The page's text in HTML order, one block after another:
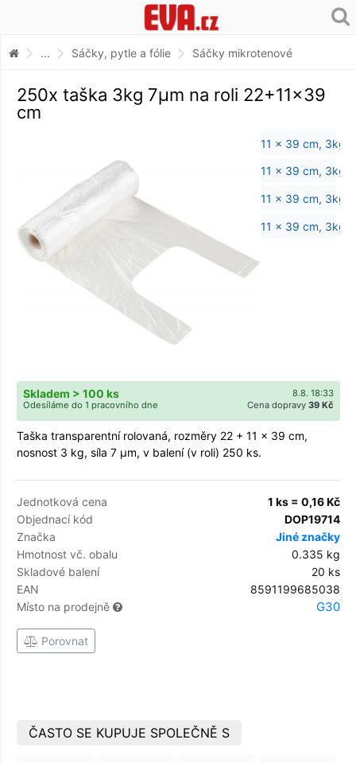
... Sáčky, pytle a fólie Sáčky mikrotenové
250x taška 3kg 7µm na roli 22+11x39
cm
8.8. 18:33
Skladem > 100 ks
Cena dopravy 39 Kč
Odesíláme do 1 pracovního dne
Taška transparentní rolovaná, rozměry 22 + 11 x 39 cm,
nosnost 3 kg, síla 7 µm, v balení (v roli) 250 ks.
Jednotková cena
1 ks = 0,16 Kč
Objednací kód
DOP19714
Značka
Jiné značky
Hmotnost vč. obalu
0.335 kg
Skladové balení
20 ks
EAN
8591199685038
Místo na prodejně
G30
Porovnat
ČASTO SE KUPUJE SPOLEČNĚ S